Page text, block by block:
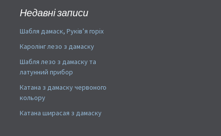
Недавні записи
Шабля дамаск, Руків’я горіх
Каролінг лезо з дамаску
Шабля лезо з дамаску та
латунний прибор
Катана з дамаску червоного
кольору
Катана ширасая з дамаску